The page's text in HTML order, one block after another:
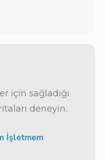
için sağladığı
deneyin.
İşletmem